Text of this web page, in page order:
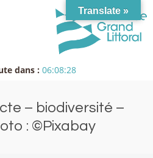
dans : 06:08:28
– biodiversité –
: ©Pixabay
Translate »